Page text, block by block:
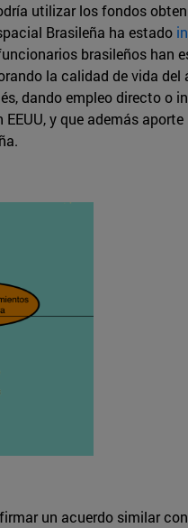
utilizar los fondos
Brasileña ha estado
brasileños han
la calidad de vida del
dando empleo directo o
y que además
un acuerdo similar